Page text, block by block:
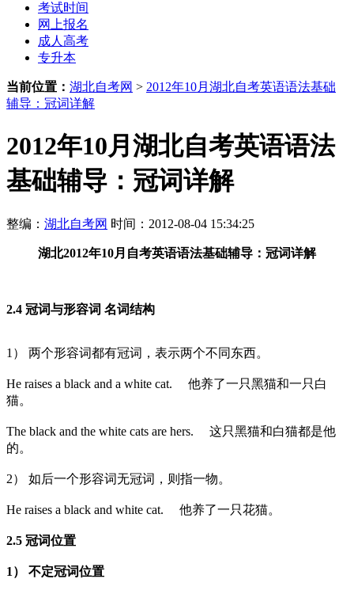
考试时间
网上报名
成人高考
专升本
当前位置： 湖北自考网 > 2012年10月湖北自考英语语法基础
辅导：冠词详解
2012年10月湖北自考英语语法
基础辅导：冠词详解
整编： 湖北自考网 时间：2012-08-04 15:34:25
湖北2012年10月自考英语语法基础辅导：冠词详解
2.4 冠词与形容词 名词结构
1） 两个形容词都有冠词，表示两个不同东西。
He raises a black and a white cat. 他养了一只黑猫和一只白
猫。
The black and the white cats are hers. 这只黑猫和白猫都是他
的。
2） 如后一个形容词无冠词，则指一物。
He raises a black and white cat. 他养了一只花猫。
2.5 冠词位置
1） 不定冠词位置